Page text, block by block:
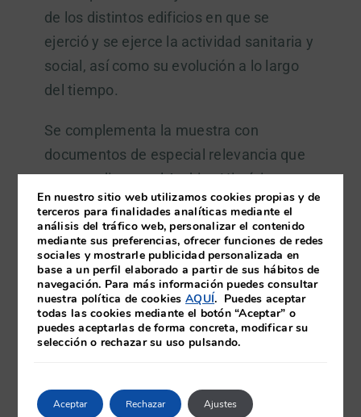
de los distintos edificios en que se
ejerció y se ejerce la actividad sanitaria y
social, así como su evolución a lo largo
del tiempo.
Se complementa la muestra con
documentos de especial relevancia que
se custodian en el Archivo Histórico y
objetos artísticos representativos de los
distintos periodos de actividad en los que
la Fundación ha servido y sirve al pueblo
de Ferrol y comarca.
El acto de la inauguración fue presidido
por el Concejal de Cultura del
al mismo asistió numeroso público.
En nuestro sitio web utilizamos cookies propias y de
terceros para finalidades analíticas mediante el
análisis del tráfico web, personalizar el contenido
mediante sus preferencias, ofrecer funciones de redes
sociales y mostrarle publicidad personalizada en
base a un perfil elaborado a partir de sus hábitos de
navegación. Para más información puedes consultar
nuestra política de cookies AQUÍ. Puedes aceptar
todas las cookies mediante el botón “Aceptar” o
puedes aceptarlas de forma concreta, modificar su
selección o rechazar su uso pulsando.
Aceptar Rechazar Ajustes